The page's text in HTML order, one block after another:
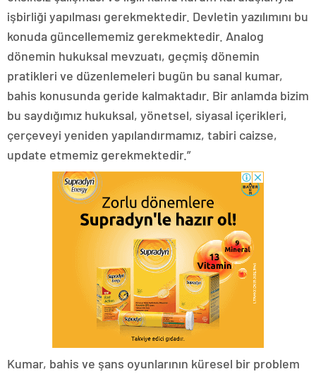
işbirliği yapılması gerekmektedir. Devletin yazılımını bu
konuda güncellememiz gerekmektedir. Analog
dönemin hukuksal mevzuatı, geçmiş dönemin
pratikleri ve düzenlemeleri bugün bu sanal kumar,
bahis konusunda geride kalmaktadır. Bir anlamda bizim
bu saydığımız hukuksal, yönetsel, siyasal içerikleri,
çerçeveyi yeniden yapılandırmamız, tabiri caizse,
update etmemiz gerekmektedir.”
Kumar, bahis ve şans oyunlarının küresel bir problem